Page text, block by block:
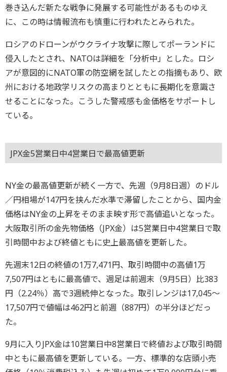
巻き込んだ新たな戦争に発展する可能性があるものゆえ
に、この時は情報流布も慎重に行われたとみられた。
ロシアのドローンがウクライナ攻撃に際してポーランドに
侵入したとされ、NATOは詳細を「分析中」とした。ロシ
アが意図的にNATO軍の防空網を試したとの指摘もあり、欧
州における地政学リスクの高まりとともに長期化を意識さ
せることになった。こうした警戒感も金価格をサポートし
ている。
JPX金5営業日中4営業日で最高値更新
NY金の最高値更新が続く一方で、先週（9月8日週）のドル
／円相場が147円を挟んだ水準で滞留したことから、国内金
価格はNY金の上昇をそのまま映す形で高値追いとなった。
大阪取引所の金先物価格（JPX金）は5営業日中4営業日で取
引時間中および終値ともに史上最高値を更新した。
先週末12日の終値の1万7,471円、取引時間中の高値1万
7,507円はともに最高値で、週足は前週末（9月5日）比383
円（2.24％）高で3週続伸となった。取引レンジは17,045～
17,507円で値幅は462円と前週（887円）の半分ほどだっ
た。
9月に入りJPX金は10営業日中8営業日で終値および取引時間
中ともに最高値を更新している。一方、標準的な店頭小売